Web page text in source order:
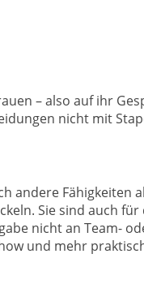
– also auf ihr
nicht mit
andere
Sie sind auch
nicht an Team-
und mehr